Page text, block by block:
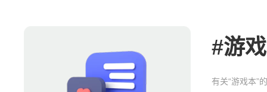
#游
有关“游戏本”